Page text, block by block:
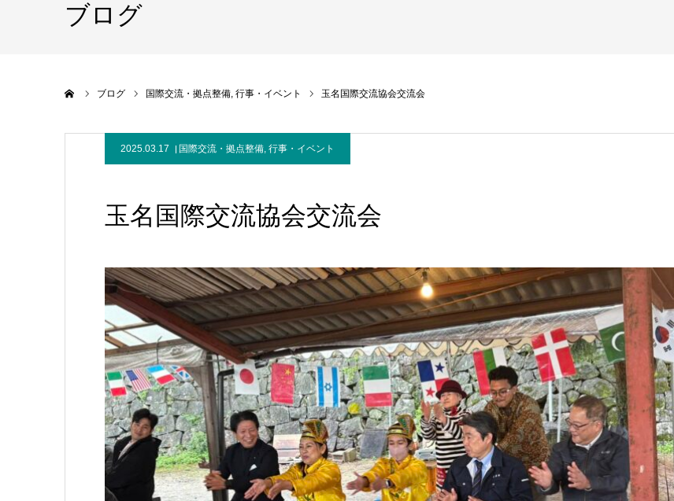
ブログ
ブログ 国際交流・拠点整備 行事・イベント 玉名国際交流協会交流会
2025.03.17 国際交流・拠点整備, 行事・イベント
玉名国際交流協会交流会